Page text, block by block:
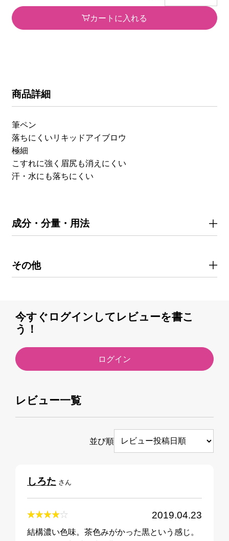
カートに入れる
商品詳細
筆ペン
落ちにくいリキッドアイブロウ
極細
こすれに強く眉尻も消えにくい
汗・水にも落ちにくい
成分・分量・用法
その他
今すぐログインしてレビューを書こ
う！
ログイン
レビュー一覧
並び順
しろた さん
2019.04.23
結構濃い色味。茶色みがかった黒という感じ。